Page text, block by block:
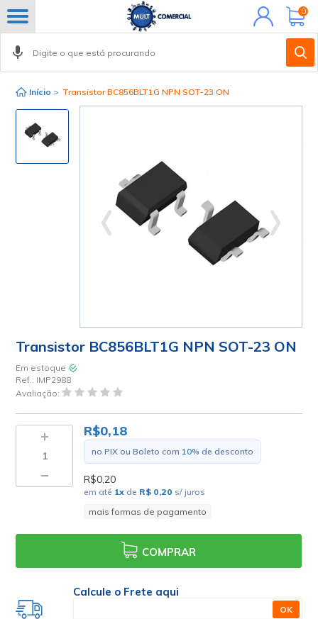
Minha
conta
0
Início > Transistor BC856BLT1G NPN SOT-23 ON
Transistor BC856BLT1G NPN SOT-23 ON
Em estoque
Ref.: IMP2988
Avaliação:
R$0,18
no PIX ou Boleto com 10% de desconto
R$0,20
em até 1x de R$ 0,20 s/ juros
mais formas de pagamento
COMPRAR
Calcule o Frete aqui
OK